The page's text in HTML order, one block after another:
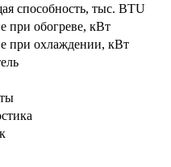
способность, тыс. BTU
при обогреве, кВт
при охлаждении, кВт